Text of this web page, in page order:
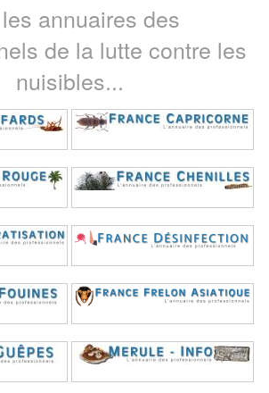
annuaires des
de la lutte contre les
nuisibles...